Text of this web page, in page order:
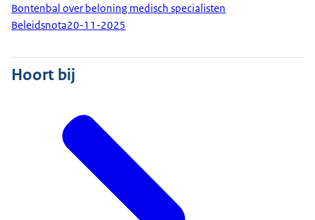
Bontenbal over beloning medisch specialisten
Beleidsnota20-11-2025
Hoort bij